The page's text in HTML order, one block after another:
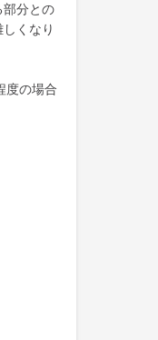
部分との
くなり
度の場合